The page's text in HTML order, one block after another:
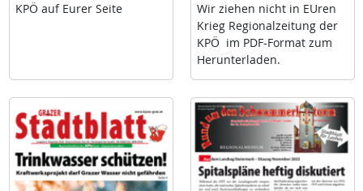
KPÖ auf Eu­rer Sei­te
Wir zie­hen nicht in EU­ren
Krieg Re­gio­nal­zei­tung der
KPÖ im PDF-For­mat zum
Her­un­ter­la­den.